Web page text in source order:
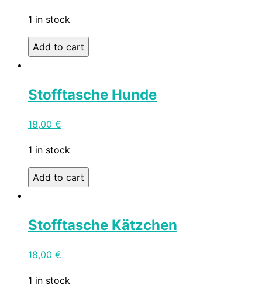
1 in stock
Add to cart
Stofftasche Hunde
18,00 €
1 in stock
Add to cart
Stofftasche Kätzchen
18,00 €
1 in stock